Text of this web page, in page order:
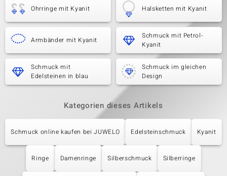
Ohrringe mit Kyanit Halsketten mit Kyanit
Armbänder mit Kyanit
Schmuck mit Petrol-
Kyanit
Schmuck mit
Edelsteinen in blau
Schmuck im gleichen
Design
Kategorien dieses Artikels
Schmuck online kaufen bei JUWELO Edelsteinschmuck Kyanit
Ringe Damenringe Silberschmuck Silberringe